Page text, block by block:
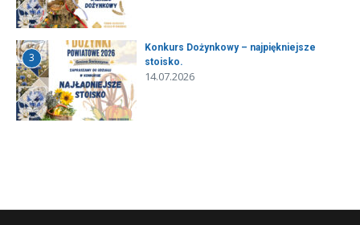
3
Konkurs Dożynkowy – najpiękniejsze
stoisko.
14.07.2026